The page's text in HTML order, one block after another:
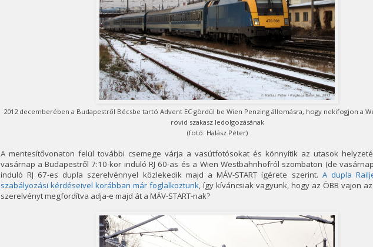
2012 decemberében a Budapestről Bécsbe tartó Advent EC gördül be Wien Penzing állomásra, hogy nekifogjon a
rövid szakasz ledolgozásának
(fotó: Halász Péter)
A mentesítővonaton felül további csemege várja a vasútfotósokat és könnyítik az utasok
vasárnap a Budapestről 7:10-kor induló RJ 60-as és a Wien Westbahnhofról szombaton (de
induló RJ 67-es dupla szerelvénnyel közlekedik majd a MÁV-START ígérete szerint. A dupla
szabályozási kérdéseivel korábban már foglalkoztunk, így kíváncsiak vagyunk, hogy az ÖBB vajon
szerelvényt megfordítva adja-e majd át a MÁV-START-nak?